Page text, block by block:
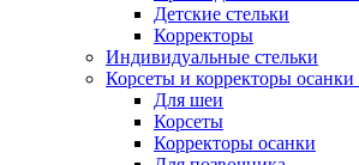
Детские стельки
Корректоры
Индивидуальные стельки
Корсеты и корректоры осанки
Для шеи
Корсеты
Корректоры осанки